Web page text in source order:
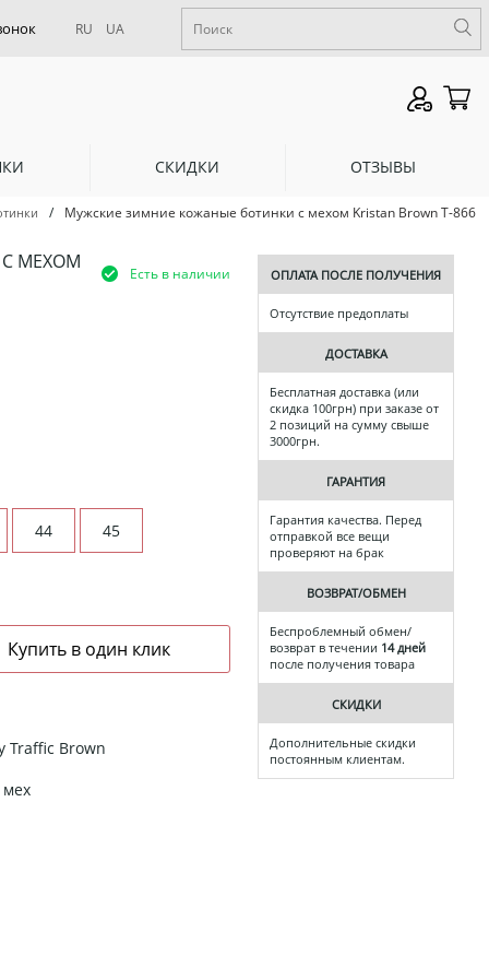
RU UA
СКИДКИ ОТЗЫВЫ
/ Мужские зимние кожаные ботинки с мехом Kristan Brown Т-866
МЕХОМ
Есть в наличии
44 45
Traffic Brown
ОПЛАТА ПОСЛЕ ПОЛУЧЕНИЯ
Отсутствие предоплаты
ДОСТАВКА
Бесплатная доставка (или
скидка 100грн) при заказе от
2 позиций на сумму свыше
3000грн.
ГАРАНТИЯ
Гарантия качества. Перед
отправкой все вещи
проверяют на брак
ВОЗВРАТ/ОБМЕН
Беспроблемный обмен/
возврат в течении 14 дней
после получения товара
СКИДКИ
Дополнительные скидки
постоянным клиентам.